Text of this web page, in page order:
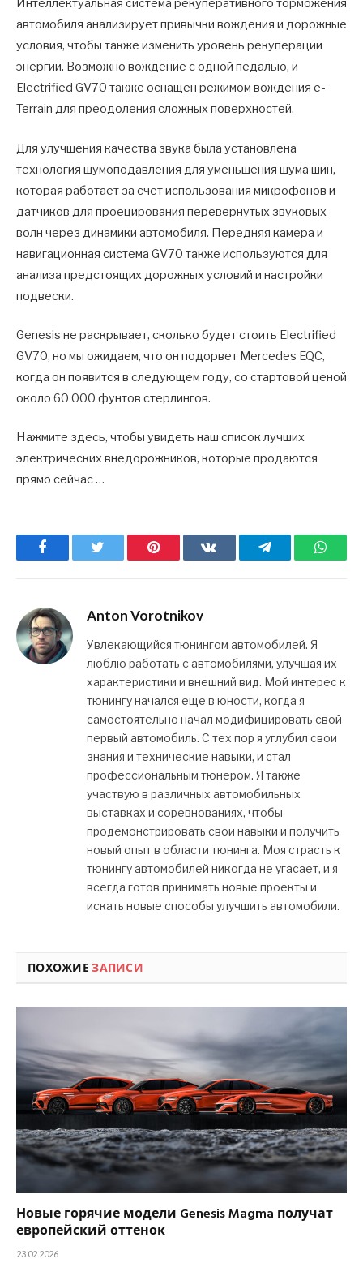
Интеллектуальная система рекуперативного торможения
автомобиля анализирует привычки вождения и дорожные
условия, чтобы также изменить уровень рекуперации
энергии. Возможно вождение с одной педалью, и
Electrified GV70 также оснащен режимом вождения e-
Terrain для преодоления сложных поверхностей.
Для улучшения качества звука была установлена ​​
технология шумоподавления для уменьшения шума шин,
которая работает за счет использования микрофонов и
датчиков для проецирования перевернутых звуковых
волн через динамики автомобиля. Передняя камера и
навигационная система GV70 также используются для
анализа предстоящих дорожных условий и настройки
подвески.
Genesis не раскрывает, сколько будет стоить Electrified
GV70, но мы ожидаем, что он подорвет Mercedes EQC,
когда он появится в следующем году, со стартовой ценой
около 60 000 фунтов стерлингов.
Нажмите здесь, чтобы увидеть наш список лучших
электрических внедорожников, которые продаются
прямо сейчас …
Facebook Pinterest ВКонтактеTelegram
Anton Vorotnikov
Увлекающийся тюнингом автомобилей. Я
люблю работать с автомобилями, улучшая их
характеристики и внешний вид. Мой интерес к
тюнингу начался еще в юности, когда я
самостоятельно начал модифицировать свой
первый автомобиль. С тех пор я углубил свои
знания и технические навыки, и стал
профессиональным тюнером. Я также
участвую в различных автомобильных
выставках и соревнованиях, чтобы
продемонстрировать свои навыки и получить
новый опыт в области тюнинга. Моя страсть к
тюнингу автомобилей никогда не угасает, и я
всегда готов принимать новые проекты и
искать новые способы улучшить автомобили.
ПОХОЖИЕЗАПИСИ
Новые горячие модели Genesis Magma получат
европейский оттенок
23.02.2026